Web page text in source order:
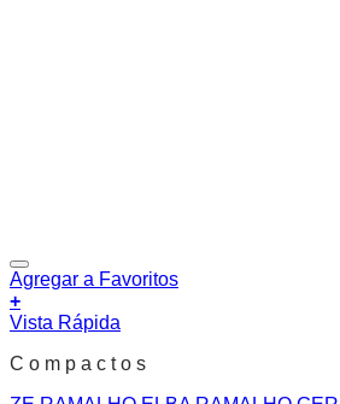
Agregar a Favoritos
+
Vista Rápida
C o m p a c t o s